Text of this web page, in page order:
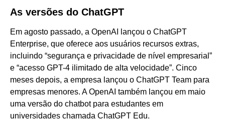
As versões do ChatGPT
Em agosto passado, a OpenAI lançou o ChatGPT
Enterprise, que oferece aos usuários recursos extras,
incluindo “segurança e privacidade de nível empresarial”
e “acesso GPT-4 ilimitado de alta velocidade”. Cinco
meses depois, a empresa lançou o ChatGPT Team para
empresas menores. A OpenAI também lançou em maio
uma versão do chatbot para estudantes em
universidades chamada ChatGPT Edu.